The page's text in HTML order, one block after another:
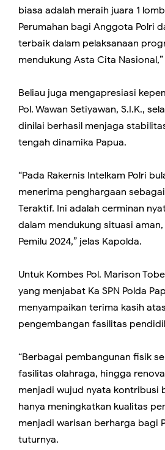
biasa adalah meraih juara 1
Perumahan bagi Anggota Polri
terbaik dalam pelaksanaan
mendukung Asta Cita
Beliau juga mengapresiasi
Pol. Wawan Setiyawan, S.I.K.,
dinilai berhasil menjaga
tengah dinamika Papua.
“Pada Rakernis Intelkam Polri
menerima penghargaan
Teraktif. Ini adalah cerminan
dalam mendukung situasi
Pemilu 2024,” jelas Kapolda.
Untuk Kombes Pol. Marison
yang menjabat Ka SPN Polda
menyampaikan terima kasih
pengembangan fasilitas
“Berbagai pembangunan fisik
fasilitas olahraga, hingga
menjadi wujud nyata kontribusi
hanya meningkatkan kualitas
menjadi warisan berharga bagi
tuturnya.